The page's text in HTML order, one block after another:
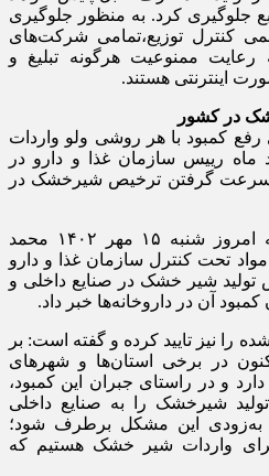
جلوگیری کرد. به منظور جلوگیری
کنترل توزیع،تمامی شرکت‌های
رعایت ممنوعیت هرگونه تبلیغ و
اینترنتی هستند.
در کشور
کمبود با هر روشی ولو واردات
رییس سازمان غذا و دارو در
گرفتن ترخیص شیرخشک در
و اما خبر امیدوار کننده اینکه امروز شنبه ۱۵ مهر ۱۴۰۲ محمد
مواد تحت کنترل سازمان غذا و دارو
تولید شیر خشک در صنایع داخلی و
آن در داروخانه‌ها خبر داد.
را نیز تایید کرده و گفته است: بر
در برخی استان‌ها و شهرهای
و در راستای جبران این کمبود،
شیرخشک را به صنایع داخلی
به‌زودی این مشکل برطرف شود؛
واردات شیر خشک هستیم که